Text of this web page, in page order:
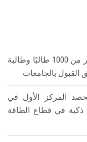
معامل التنسيق الإلكتروني تستقبل أكثر من 1000 طالبًا وطالبة
القبول بالجامعات
المركز الأول في
ذكية في قطاع الطاقة